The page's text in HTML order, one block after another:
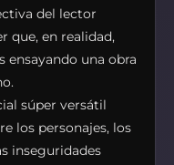
del lector
que, en realidad,
ensayando una obra
súper versátil
los personajes, los
inseguridades